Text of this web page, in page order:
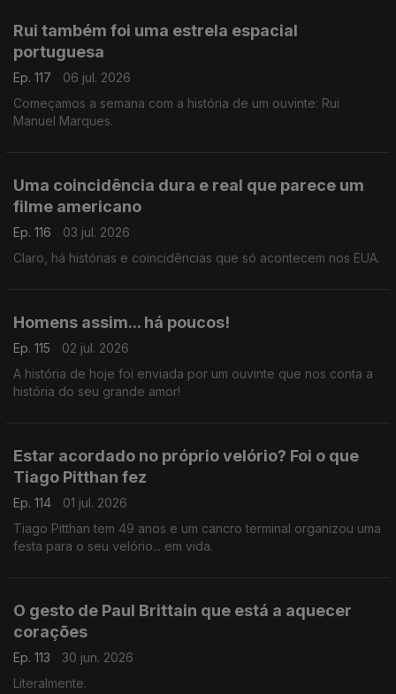
Rui também foi uma estrela espacial
portuguesa
Ep. 117
06 jul. 2026
Começamos a semana com a história de um ouvinte: Rui
Manuel Marques.
Uma coincidência dura e real que parece um
filme americano
Ep. 116
03 jul. 2026
Claro, há histórias e coincidências que só acontecem nos EUA.
Homens assim... há poucos!
Ep. 115
02 jul. 2026
A história de hoje foi enviada por um ouvinte que nos conta a
história do seu grande amor!
Estar acordado no próprio velório? Foi o que
Tiago Pitthan fez
Ep. 114
01 jul. 2026
Tiago Pitthan tem 49 anos e um cancro terminal organizou uma
festa para o seu velório... em vida.
O gesto de Paul Brittain que está a aquecer
corações
Ep. 113
30 jun. 2026
Literalmente.